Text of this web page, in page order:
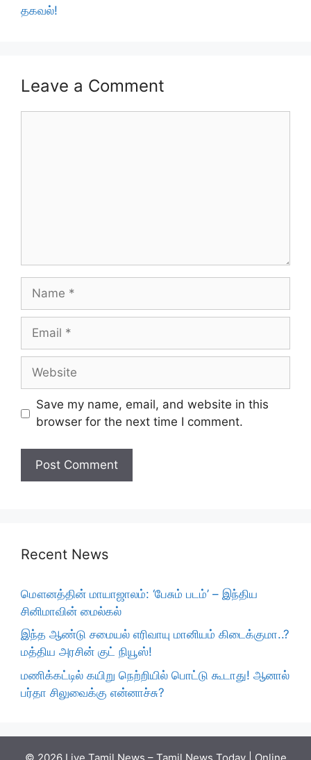
தகவல்!
Leave a Comment
Name
Email
Website
Save my name, email, and website in this
browser for the next time I comment.
Recent News
மௌனத்தின் மாயாஜாலம்: ‘பேசும் படம்’ – இந்திய
சினிமாவின் மைல்கல்
இந்த ஆண்டு சமையல் எரிவாயு மானியம் கிடைக்குமா..?
மத்திய அரசின் குட் நியூஸ்!
மணிக்கட்டில் கயிறு நெற்றியில் பொட்டு கூடாது! ஆனால்
பர்தா சிலுவைக்கு என்னாச்சு?
© 2026 Live Tamil News – Tamil News Today | Online